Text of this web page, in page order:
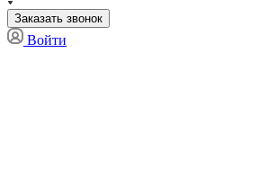
Заказать звонок
Войти